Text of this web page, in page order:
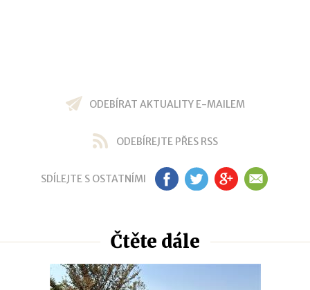
ODEBÍRAT AKTUALITY E-MAILEM
ODEBÍREJTE PŘES RSS
SDÍLEJTE S OSTATNÍMI FB TW GP EM
Čtěte dále